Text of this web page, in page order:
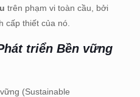
trên phạm vi toàn cầu, bởi
cấp thiết của nó.
triển Bền vững
(Sustainable